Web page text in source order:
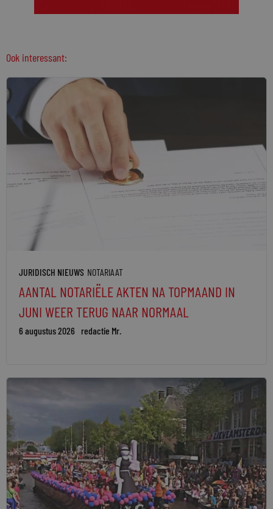
Ook interessant:
JURIDISCH NIEUWS NOTARIAAT
AANTAL NOTARIËLE AKTEN NA TOPMAAND IN
JUNI WEER TERUG NAAR NORMAAL
6 augustus 2026 redactie Mr.